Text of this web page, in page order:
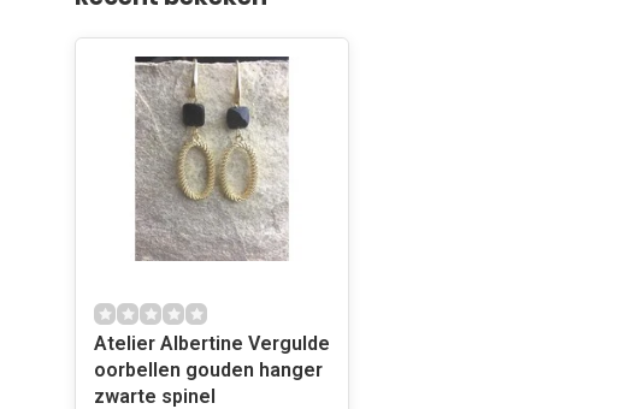
Atelier Albertine Vergulde
oorbellen gouden hanger
zwarte spinel